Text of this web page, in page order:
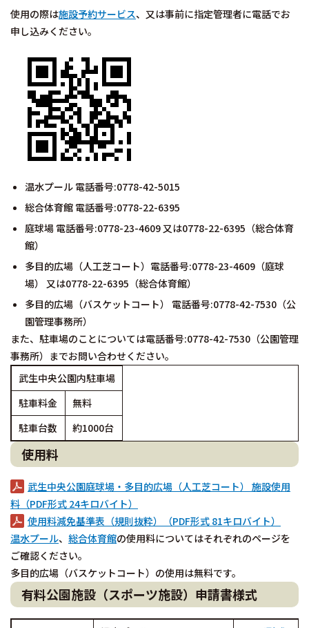
使用の際は施設予約サービス、又は事前に指定管理者に電話でお
申し込みください。
温水プール 電話番号:0778-42-5015
総合体育館 電話番号:0778-22-6395
庭球場 電話番号:0778-23-4609 又は0778-22-6395（総合体育
館）
多目的広場（人工芝コート）電話番号:0778-23-4609（庭球
場） 又は0778-22-6395（総合体育館）
多目的広場（バスケットコート） 電話番号:0778-42-7530（公
園管理事務所）
また、駐車場のことについては電話番号:0778-42-7530（公園管理
事務所）までお問い合わせください。
武生中央公園内駐車場
駐車料金
無料
駐車台数
約1000台
使用料
武生中央公園庭球場・多目的広場（人工芝コート） 施設使用
料（PDF形式 24キロバイト）
使用料減免基準表（規則抜粋）（PDF形式 81キロバイト）
温水プール、 総合体育館の使用料についてはそれぞれのページを
ご確認ください。
多目的広場（バスケットコート）の使用は無料です。
有料公園施設（スポーツ施設）申請書様式